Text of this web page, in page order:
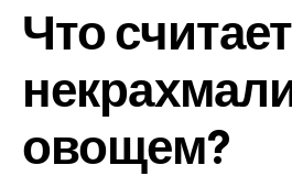
Что
овощем?